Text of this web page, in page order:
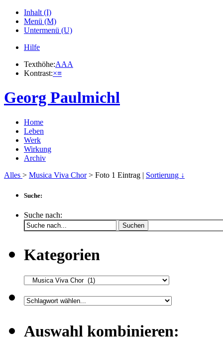
Inhalt (I)
Menü (M)
Untermenü (U)
Hilfe
Texthöhe:AAA
Kontrast:×≡
Georg Paulmichl
Home
Leben
Werk
Wirkung
Archiv
Alles > Musica Viva Chor> Foto 1 Eintrag | Sortierung ↓
Suche:
Suche nach:
Suchen
Kategorien
Auswahl kombinieren: